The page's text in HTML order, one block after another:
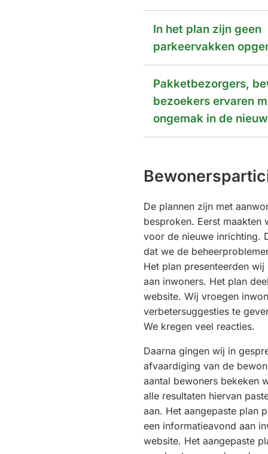
In het plan zijn geen
parkeervakken
Pakketbezorgers,
bezoekers ervaren
ongemak in de
De plannen zijn met
besproken. Eerst maakten
voor de nieuwe inrichting.
dat we de
Het plan presenteerden
aan inwoners. Het plan
website. Wij vroegen
verbetersuggesties te
We kregen veel reacties.
Daarna gingen wij in
afvaardiging van de
aantal bewoners bekeken
alle resultaten hiervan
aan. Het aangepaste plan
een informatieavond aan
website. Het aangepaste